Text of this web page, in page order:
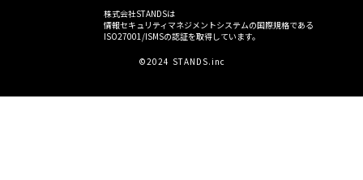
株式会社STANDSは
情報セキュリティマネジメントシステムの国際規格である
ISO27001/ISMSの認証を取得しています。
©2024 STANDS.inc